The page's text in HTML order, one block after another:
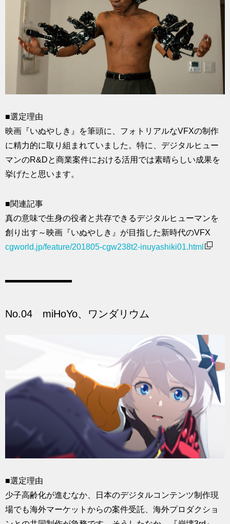
■選定理由
映画『いぬやしき』を筆頭に、フォトリアルなVFXの制作
に精力的に取り組まれていました。特に、デジタルヒュー
マンのR&Dと商業案件における活用では素晴らしい成果を
挙げたと思います。
■関連記事
真の意味で生身の役者と共存できるデジタルヒューマンを
創り出す～映画『いぬやしき』が目指した新時代のVFX
cgworld.jp/feature/201805-cgw238t2-inuyashiki01.html
No.04 miHoYo、ワンダリウム
■選定理由
少子高齢化が進むなか、日本のデジタルコンテンツ制作現
場でも海外マーケットからの案件受託、海外プロダクショ